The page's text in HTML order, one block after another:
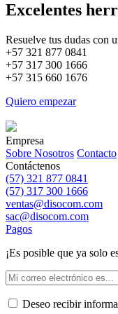
Excelentes
Resuelve tus dudas con
+57 321 877 0841
+57 317 300 1666
+57 315 660 1676
Quiero empezar
Empresa
Sobre Nosotros Contacto
Contáctenos
(57) 321 877 0841
(57) 317 300 1666
ventas@disocom.com
sac@disocom.com
Pagos
¡Es posible que ya solo
Deseo recibir